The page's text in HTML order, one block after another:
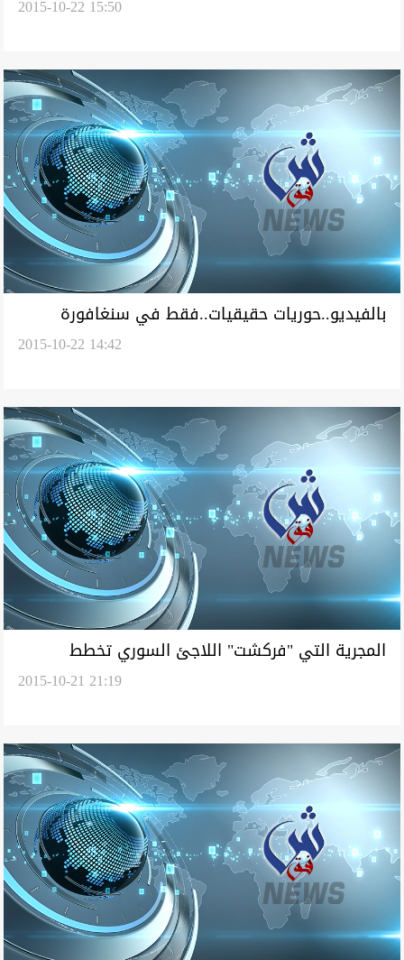
2015-10-22 15:50
بالفيديو..حوريات حقيقيات..فقط في سنغافورة
2015-10-22 14:42
المجرية التي "فركشت" اللاجئ السوري تخطط
2015-10-21 21:19